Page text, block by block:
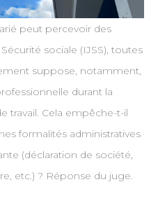
peut percevoir des
sociale (IJSS), toutes
suppose, notamment,
durant la
travail. Cela empêche-t-il
formalités administratives
(déclaration de société,
etc.) ? Réponse du juge.